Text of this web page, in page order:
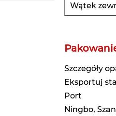
Wątek
Szczegóły
Eksportuj
Port
Ningbo,